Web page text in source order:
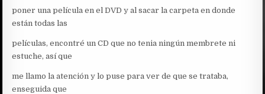
poner una película en el DVD y al sacar la carpeta en donde
están todas las
películas, encontré un CD que no tenia ningún membrete ni
estuche, así que
me llamo la atención y lo puse para ver de que se trataba,
enseguida que